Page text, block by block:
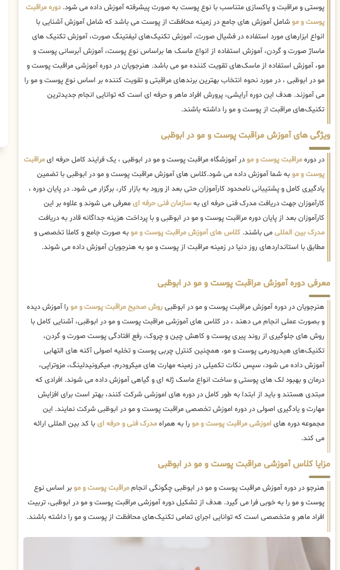
پوستی و مراقبت و پاکسازی متناسب با نوع پوست به صورت پیشرفته آموزش داده می شود.دوره مراقبت
پوست و موشامل آموزش های جامع در زمینه محافظت از پوست می باشد که شامل آموزش آشنایی با
انواع ابزارهای مورد استفاده در فشیال صورت، آموزش تکنیک‌های لیفتینگ صورت، آموزش تکنیک های
ماساژ صورت و گردن، آموزش استفاده از انواع ماسک ها براساس نوع پوست، آموزش آبرسانی پوست و
مو، آموزش استفاده از ماسک‌های تقویت کننده مو می باشد. هنرجویان در دوره آموزشی مراقبت پوست و
مو در ابوظبی ، در مورد نحوه انتخاب بهترین برندهای مراقبتی و تقویت کننده بر اساس نوع پوست و مو را
می آموزند. هدف این دوره آرایشی، پرورش افراد ماهر و حرفه ای است که توانایی انجام جدیدترین
تکنیک‌های مراقبت از پوست و مو را داشته باشند.
ویژگی های آموزش مراقبت پوست و مو در ابوظبی
در دورهمراقبت پوست و مودر آموزشگاه مراقبت پوست و مو در ابوظبی ، یک فرایند کامل حرفه ایمراقبت
پوست و موبه شما آموزش داده می شود.کلاس های آموزش مراقبت پوست و مو در ابوظبی با تضمین
یادگیری کامل و پشتیبانی نامحدود کارآموزان حتی بعد از ورود به بازار کار، برگزار می شود. در پایان دوره ،
کارآموزان جهت دریافت مدرک فنی حرفه ای بهسازمان فنی حرفه ایمعرفی می شوند و علاوه بر این
کارآموزان بعد از پایان دوره مراقبت پوست و مو در ابوظبی و با پرداخت هزینه جداگانه قادر به دریافت
مدرک بین المللیمی باشند. کلاس های آموزش مراقبت پوست و موبه صورت جامع و کاملا تخصصی و
مطابق با استانداردهای روز دنیا در زمینه مراقبت از پوست و مو به هنرجویان آموزش داده می شوند.
معرفی دوره آموزش مراقبت پوست و مو در ابوظبی
هنرجویان در دوره آموزش مراقبت پوست و مو در ابوظبیروش صحیح مراقبت پوست و مو را آموزش دیده
و بصورت عملی انجام می دهند ، در کلاس های آموزشی مراقبت پوست و مو در ابوظبی، آشنایی کامل با
روش های جلوگیری از روند پیری پوست و کاهش چین و چروک، رفع افتادگی پوست صورت و گردن،
تکنیک‌های هیدرودرمی پوست و مو، همچنین کنترل چربی پوست و تخلیه اصولی آکنه های التهابی
آموزش داده می شود، سپس نکات تکمیلی در زمینه مهارت های میکرودرم، میکرونیدلینگ، مزوتراپی،
درمان و بهبود لک های پوستی و ساخت انواع ماسک ژله ای و گیاهی آموزش داده می شوند. افرادی که
مبتدی هستند و باید از ابتدا به طور کامل در دوره های اموزشی شرکت کنند، بهتر است برای افزایش
مهارت و یادگیری اصولی در دوره اموزش تخصصی مراقبت پوست و مو در ابوظبی شرکت نمایند. این
مجموعه دوره های اموزشی مراقبت پوست و مو را به همراهمدرک فنی و حرفه ایبا کد بین المللی ارائه
می کند.
مزایا کلاس آموزشی مراقبت پوست و مو در ابوظبی
هنرجو در دوره آموزش مراقبت پوست و مو در ابوظبی چگونگی انجاممراقبت پوست و موبر اساس نوع
پوست و مو را به خوبی فرا می گیرد. هدف از تشکیل دوره آموزشی مراقبت پوست و مو در ابوظبی، تربیت
افراد ماهر و متخصصی است که توانایی اجرای تمامی تکنیک‌های محافظت از پوست و مو را داشته باشند.